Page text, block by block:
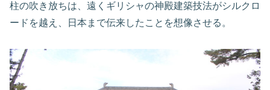
柱の吹き放ちは、遠くギリシャの神殿建築技法がシルクロ
ードを越え、日本まで伝来したことを想像させる。